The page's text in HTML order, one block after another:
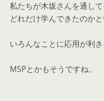
私たちが木坂さんを通し
どれだけ学んできたのかと
いろんなことに応用が利き
MSPとかもそうですね。